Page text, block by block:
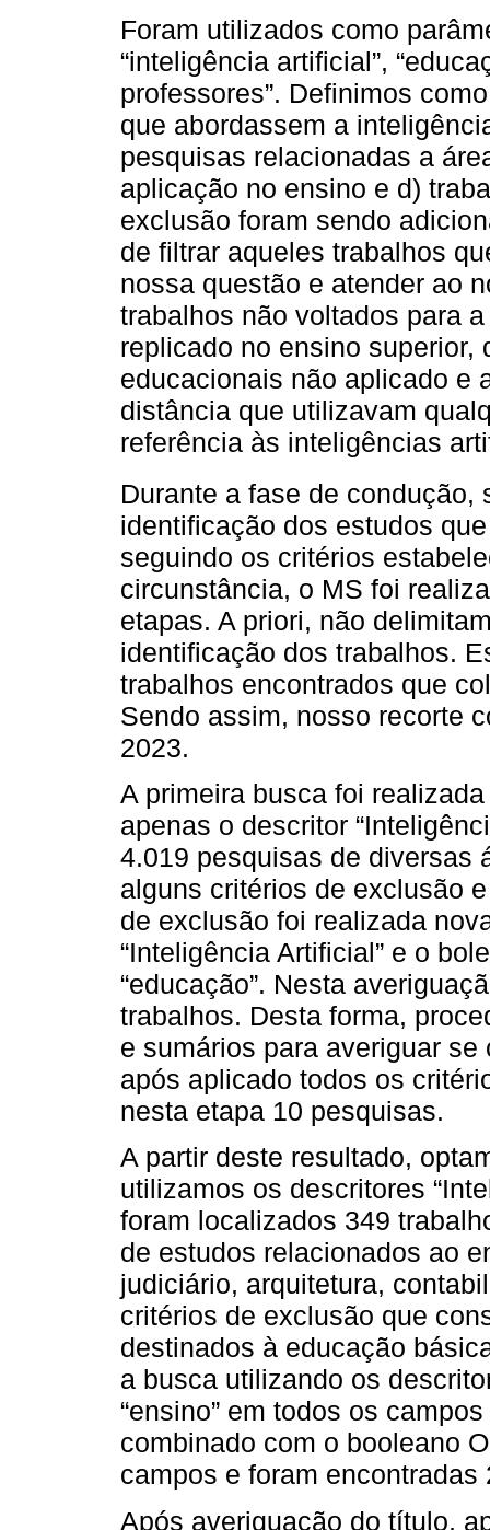
Foram utilizados como
“inteligência artificial”,
professores”. Definimos
que abordassem a
pesquisas relacionadas a
aplicação no ensino e d)
exclusão foram sendo
de filtrar aqueles trabalhos
nossa questão e atender ao
trabalhos não voltados para
replicado no ensino
educacionais não aplicado e
distância que utilizavam
referência às inteligências
Durante a fase de condução,
identificação dos estudos
seguindo os critérios
circunstância, o MS foi
etapas. A priori, não
identificação dos trabalhos.
trabalhos encontrados que
Sendo assim, nosso recorte
2023.
A primeira busca foi
apenas o descritor
4.019 pesquisas de diversas
alguns critérios de exclusão
de exclusão foi realizada
“Inteligência Artificial” e o
“educação”. Nesta
trabalhos. Desta forma,
e sumários para averiguar
após aplicado todos os
nesta etapa 10 pesquisas.
A partir deste resultado,
utilizamos os descritores
foram localizados 349
de estudos relacionados ao
judiciário, arquitetura,
critérios de exclusão que
destinados à educação
a busca utilizando os
“ensino” em todos os
combinado com o booleano
campos e foram encontradas
Após averiguação do título,